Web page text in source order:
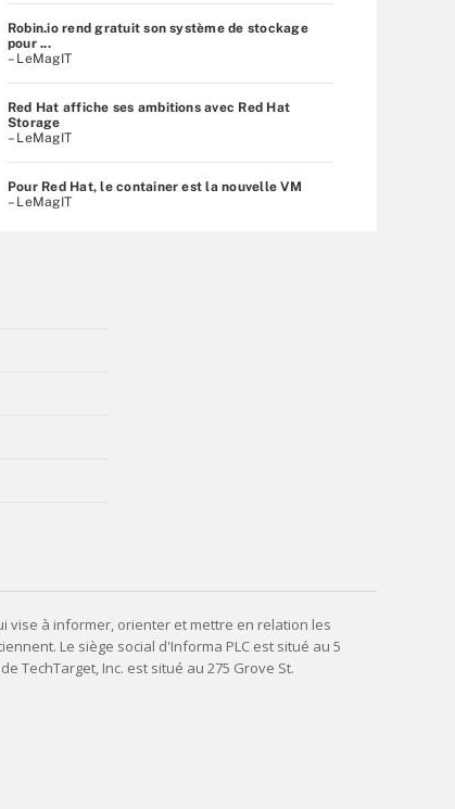
Robin.io rend gratuit son système de stockage
pour ...
– LeMagIT
Red Hat affiche ses ambitions avec Red Hat
Storage
– LeMagIT
Pour Red Hat, le container est la nouvelle VM
– LeMagIT